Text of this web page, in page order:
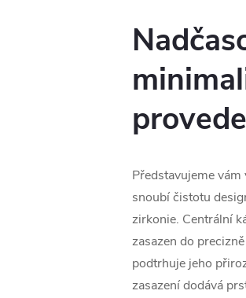
Představujeme
snoubí čistotu
zirkonie. Centrální
zasazen do
podtrhuje jeho
zasazení dodává